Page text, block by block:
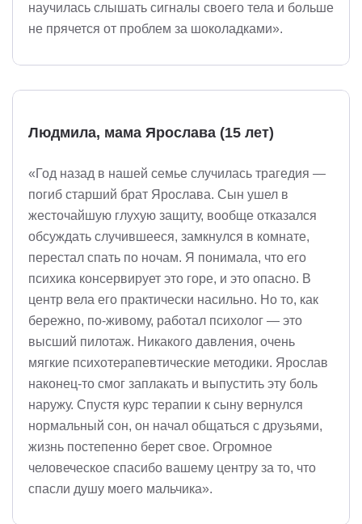
научилась слышать сигналы своего тела и больше
не прячется от проблем за шоколадками».
Людмила, мама Ярослава (15 лет)
«Год назад в нашей семье случилась трагедия —
погиб старший брат Ярослава. Сын ушел в
жесточайшую глухую защиту, вообще отказался
обсуждать случившееся, замкнулся в комнате,
перестал спать по ночам. Я понимала, что его
психика консервирует это горе, и это опасно. В
центр вела его практически насильно. Но то, как
бережно, по-живому, работал психолог — это
высший пилотаж. Никакого давления, очень
мягкие психотерапевтические методики. Ярослав
наконец-то смог заплакать и выпустить эту боль
наружу. Спустя курс терапии к сыну вернулся
нормальный сон, он начал общаться с друзьями,
жизнь постепенно берет свое. Огромное
человеческое спасибо вашему центру за то, что
спасли душу моего мальчика».